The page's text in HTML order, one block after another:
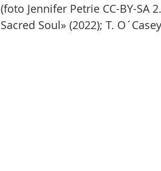
(foto Jennifer Petrie CC-BY-SA
Sacred Soul» (2022); T.